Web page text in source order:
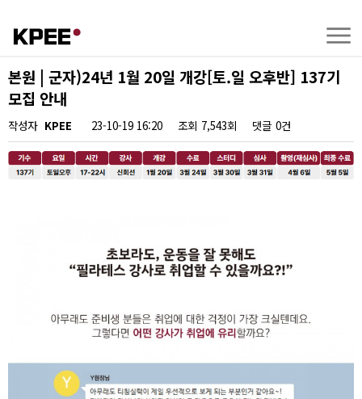
본원 | 군자)24년 1월 20일 개강[토.일 오후반] 137기
모집 안내
작성자 KPEE 23-10-19 16:20 조회 7,543회 댓글 0건